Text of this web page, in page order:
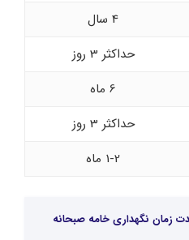
4 سال
حداکثر 3 روز
6 ماه
حداکثر 3 روز
1-2 ماه
زمان نگهداری خامه صبحانه